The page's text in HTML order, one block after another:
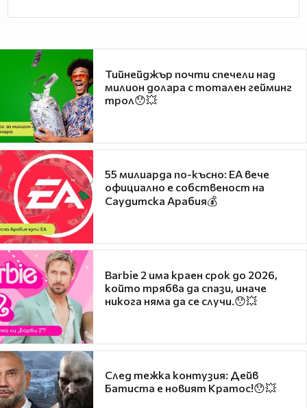
Тийнейджър почти спечели над
милион долара с тотален гейминг
трол😯💥
55 милиарда по-късно: EA вече
официално е собственост на
Саудитска Арабия💰
Barbie 2 има краен срок до 2026,
който трябва да спази, иначе
никога няма да се случи.😯💥
След тежка контузия: Дейв
Батиста е новият Кратос!😯💥